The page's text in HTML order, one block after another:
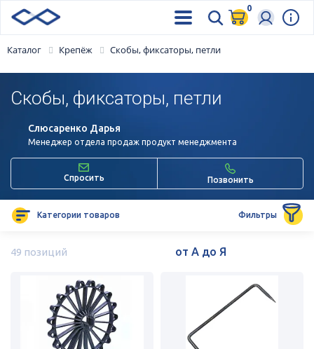
0
Каталог Крепёж Скобы, фиксаторы, петли
Скобы, фиксаторы, петли
Слюсаренко Дарья
Менеджер отдела продаж продукт менеджмента
Спросить Позвонить
Категории товаров Фильтры
49 позиций